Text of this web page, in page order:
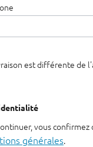
est différente de
vous confirmez
générales.